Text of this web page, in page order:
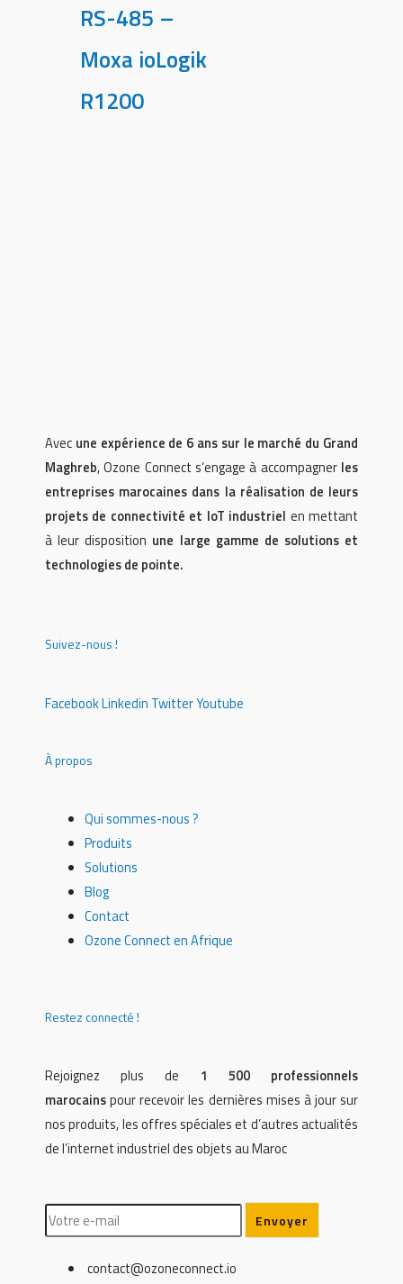
RS-485 –
Moxa ioLogik
R1200
Avec une expérience de 6 ans sur le marché du Grand
Maghreb, Ozone Connect s’engage à accompagner les
entreprises marocaines dans la réalisation de leurs
projets de connectivité et IoT industriel en mettant
à leur disposition une large gamme de solutions et
technologies de pointe.
Suivez-nous !
FacebookLinkedin TwitterYoutube
À propos
Qui sommes-nous ?
Produits
Solutions
Blog
Contact
Ozone Connect en Afrique
Restez connecté !
Rejoignez plus de 1 500 professionnels
marocainspour recevoir les dernières mises à jour sur
nos produits, les offres spéciales et d’autres actualités
de l’internet industriel des objets au Maroc
contact@ozoneconnect.io